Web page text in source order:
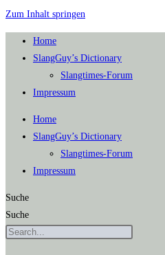
Zum Inhalt springen
Home
SlangGuy’s Dic­tion­a­ry
Slang­times-Forum
Impres­sum
Home
SlangGuy’s Dic­tion­a­ry
Slang­times-Forum
Impres­sum
Suche
Suche